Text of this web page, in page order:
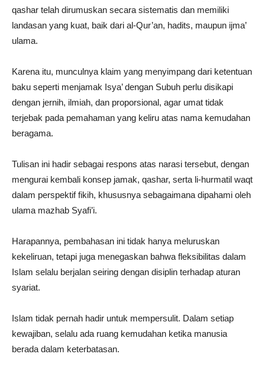
qashar telah dirumuskan secara sistematis dan memiliki
landasan yang kuat, baik dari al-Qur’an, hadits, maupun ijma’
ulama.
Karena itu, munculnya klaim yang menyimpang dari ketentuan
baku seperti menjamak Isya’ dengan Subuh perlu disikapi
dengan jernih, ilmiah, dan proporsional, agar umat tidak
terjebak pada pemahaman yang keliru atas nama kemudahan
beragama.
Tulisan ini hadir sebagai respons atas narasi tersebut, dengan
mengurai kembali konsep jamak, qashar, serta li-hurmatil waqt
dalam perspektif fikih, khususnya sebagaimana dipahami oleh
ulama mazhab Syafi’i.
Harapannya, pembahasan ini tidak hanya meluruskan
kekeliruan, tetapi juga menegaskan bahwa fleksibilitas dalam
Islam selalu berjalan seiring dengan disiplin terhadap aturan
syariat.
Islam tidak pernah hadir untuk mempersulit. Dalam setiap
kewajiban, selalu ada ruang kemudahan ketika manusia
berada dalam keterbatasan.